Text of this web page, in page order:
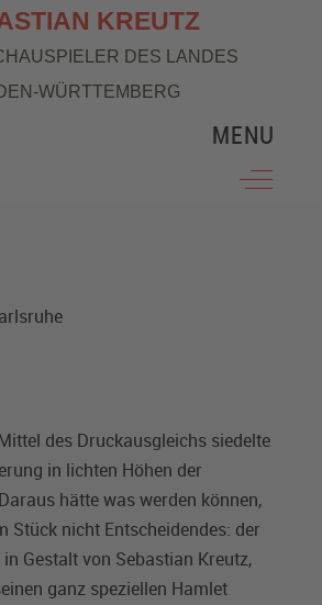
KREUTZ
DES LANDES
WÜRTTEMBERG
MENU
Off-
des Druckausgleichs siedelte
in lichten Höhen der
hätte was werden können,
Stück nicht Entscheidendes: der
Gestalt von Sebastian Kreutz,
ganz speziellen Hamlet